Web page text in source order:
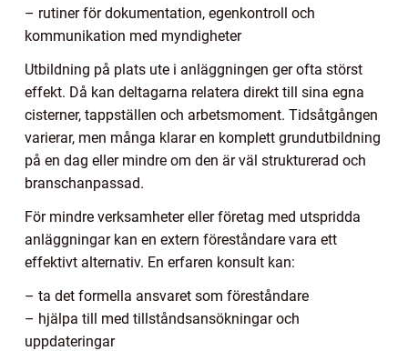
– rutiner för dokumentation, egenkontroll och
kommunikation med myndigheter
Utbildning på plats ute i anläggningen ger ofta störst
effekt. Då kan deltagarna relatera direkt till sina egna
cisterner, tappställen och arbetsmoment. Tidsåtgången
varierar, men många klarar en komplett grundutbildning
på en dag eller mindre om den är väl strukturerad och
branschanpassad.
För mindre verksamheter eller företag med utspridda
anläggningar kan en extern föreståndare vara ett
effektivt alternativ. En erfaren konsult kan:
– ta det formella ansvaret som föreståndare
– hjälpa till med tillståndsansökningar och
uppdateringar